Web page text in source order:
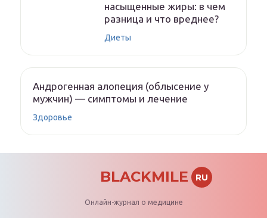
насыщенные жиры: в чем
разница и что вреднее?
Диеты
Андрогенная алопеция (облысение у
мужчин) — симптомы и лечение
Здоровье
BLACKMILE RU
Онлайн-журнал о медицине